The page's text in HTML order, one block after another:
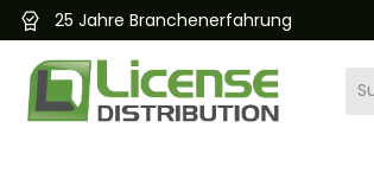
Zur Hauptnavigation
25 Jahre Branchenerfahrung